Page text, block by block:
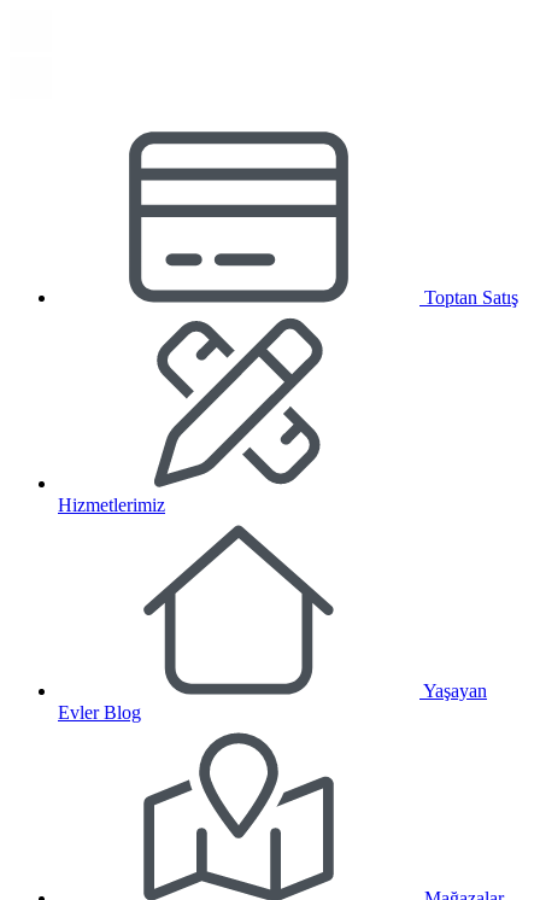
Toptan Satış
Hizmetlerimiz
Yaşayan
Evler Blog